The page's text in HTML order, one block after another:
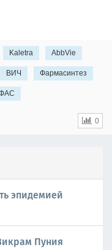
Kaletra AbbVie
ВИЧ Фармасинтез
0
эпидемией
Пуния